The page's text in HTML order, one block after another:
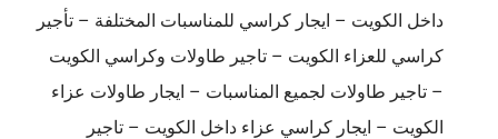
داخل الكويت – ايجار كراسي للمناسبات المختلفة – تأجير
كراسي للعزاء الكويت – تاجير طاولات وكراسي الكويت
– تاجير طاولات لجميع المناسبات – ايجار طاولات عزاء
الكويت – ايجار كراسي عزاء داخل الكويت – تاجير